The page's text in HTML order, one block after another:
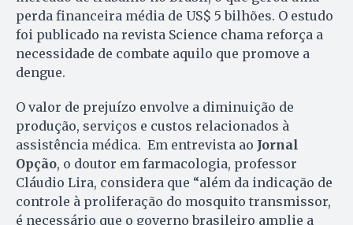
perda financeira média de US$ 5 bilhões. O estudo
foi publicado na revista Science chama reforça a
necessidade de combate aquilo que promove a
dengue.
O valor de prejuízo envolve a diminuição de
produção, serviços e custos relacionados à
assistência médica. Em entrevista ao Jornal
Opção, o doutor em farmacologia, professor
Cláudio Lira, considera que “além da indicação de
controle à proliferação do mosquito transmissor,
é necessário que o governo brasileiro amplie a